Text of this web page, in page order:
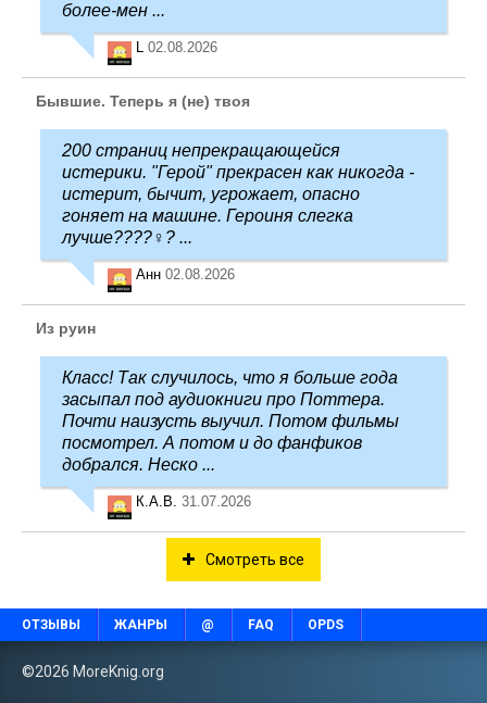
более-мен ...
L 02.08.2026
Бывшие. Теперь я (не) твоя
200 страниц непрекращающейся
истерики. "Герой" прекрасен как никогда -
истерит, бычит, угрожает, опасно
гоняет на машине. Героиня слегка
лучше????‍♀️? ...
Анн 02.08.2026
Из руин
Класс! Так случилось, что я больше года
засыпал под аудиокниги про Поттера.
Почти наизусть выучил. Потом фильмы
посмотрел. А потом и до фанфиков
добрался. Неско ...
К.А.В. 31.07.2026
Смотреть все
ОТЗЫВЫ ЖАНРЫ @ FAQ OPDS
©2026 MoreKnig.org